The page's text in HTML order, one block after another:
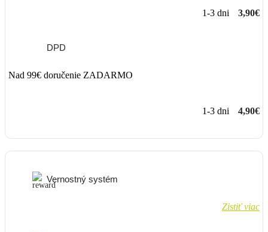
1-3 dni 3,90€
DPD
Nad 99€ doručenie ZADARMO
1-3 dni 4,90€
Vernostný systém
Zistiť viac